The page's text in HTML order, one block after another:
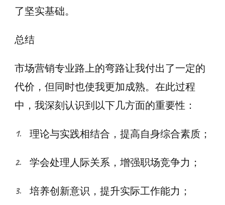
了坚实基础。
总结
市场营销专业路上的弯路让我付出了一定的
代价，但同时也使我更加成熟。在此过程
中，我深刻认识到以下几方面的重要性：
理论与实践相结合，提高自身综合素质；
学会处理人际关系，增强职场竞争力；
培养创新意识，提升实际工作能力；